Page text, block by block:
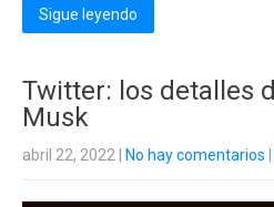
Sigue leyendo
Twitter: los detalles
Musk
abril 22, 2022 No hay comentarios